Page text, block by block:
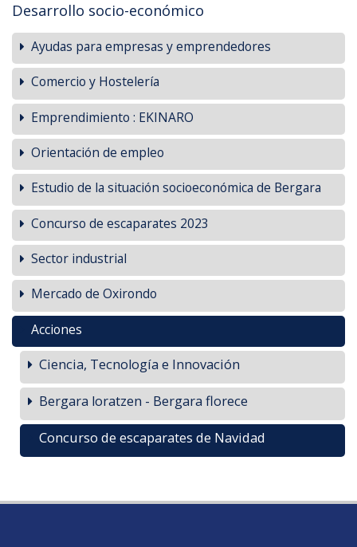
Desarrollo socio-económico
Ayudas para empresas y emprendedores
Comercio y Hostelería
Emprendimiento : EKINARO
Orientación de empleo
Estudio de la situación socioeconómica de Bergara
Concurso de escaparates 2023
Sector industrial
Mercado de Oxirondo
Acciones
Ciencia, Tecnología e Innovación
Bergara loratzen - Bergara florece
Concurso de escaparates de Navidad